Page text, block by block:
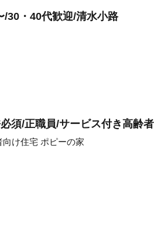
/30・40代歓迎/清水小路
須/正職員/サービス付き高齢
け住宅 ポピーの家